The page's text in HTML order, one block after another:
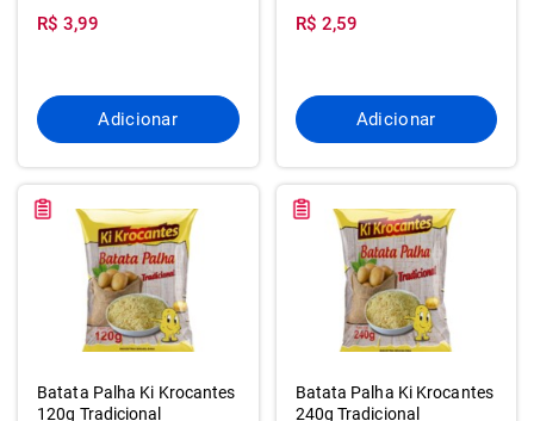
R$ 3,99
Adicionar
R$ 2,59
Adicionar
Batata Palha Ki Krocantes
120g Tradicional
Batata Palha Ki Krocantes
240g Tradicional